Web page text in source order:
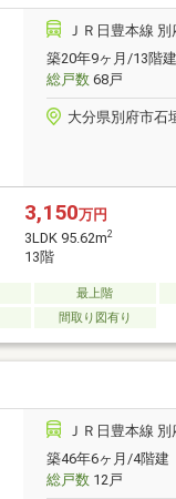
ＪＲ日豊本線
築20年9ヶ月/13階建
総戸数68戸
大分県別府市石
3,150万円
3LDK 95.62m2
13階
最上階
間取り図有り
ＪＲ日豊本線
築46年6ヶ月/4階建
総戸数12戸